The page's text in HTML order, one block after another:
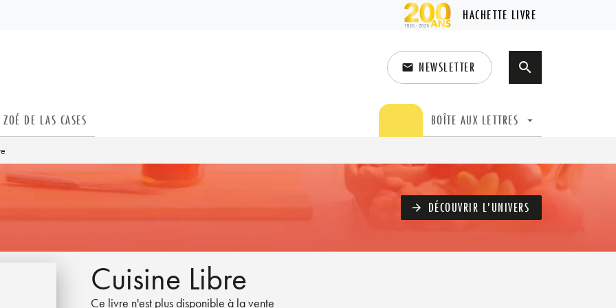
HACHETTE LIVRE
email NEWSLETTER search
ZOÉ DE LAS CASES BOÎTE AUX LETTRES arrow_drop_down
arrow_forward DÉCOUVRIR L'UNIVERS
Cuisine Libre
Ce livre n'est plus disponible à la vente